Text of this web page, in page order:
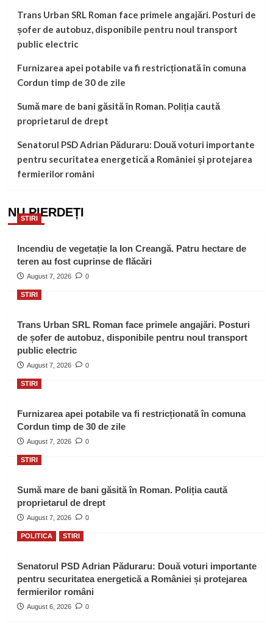
Trans Urban SRL Roman face primele angajări. Posturi de
șofer de autobuz, disponibile pentru noul transport
public electric
Furnizarea apei potabile va fi restricționată în comuna
Cordun timp de 30 de zile
Sumă mare de bani găsită în Roman. Poliția caută
proprietarul de drept
Senatorul PSD Adrian Păduraru: Două voturi importante
pentru securitatea energetică a României și protejarea
fermierilor români
NU PIERDEȚI
STIRI
Incendiu de vegetație la Ion Creangă. Patru hectare de
teren au fost cuprinse de flăcări
August 7, 2026 0
STIRI
Trans Urban SRL Roman face primele angajări. Posturi
de șofer de autobuz, disponibile pentru noul transport
public electric
August 7, 2026 0
STIRI
Furnizarea apei potabile va fi restricționată în comuna
Cordun timp de 30 de zile
August 7, 2026 0
STIRI
Sumă mare de bani găsită în Roman. Poliția caută
proprietarul de drept
August 7, 2026 0
POLITICA STIRI
Senatorul PSD Adrian Păduraru: Două voturi importante
pentru securitatea energetică a României și protejarea
fermierilor români
August 6, 2026 0